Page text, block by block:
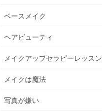
ベースメイク
ヘアビューティ
メイクアップセラピーレッスン
メイクは魔法
写真が嫌い